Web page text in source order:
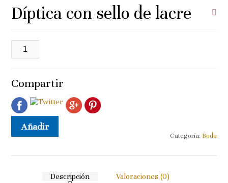
Díptica con sello de lacre
Díptica
lacre
cantidad
Compartir
Añadir a la lista de deseos
Añadir
Categoría: Boda
Descripción Valoraciones (0)